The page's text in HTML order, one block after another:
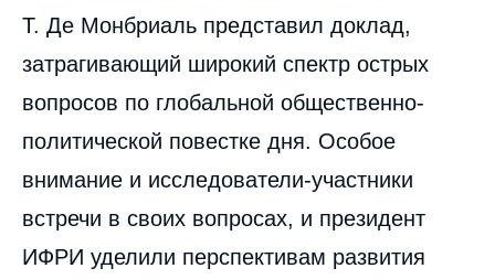
Т. Де Монбриаль представил доклад,
затрагивающий широкий спектр острых
вопросов по глобальной общественно-
политической повестке дня. Особое
внимание и исследователи-участники
встречи в своих вопросах, и президент
ИФРИ уделили перспективам развития